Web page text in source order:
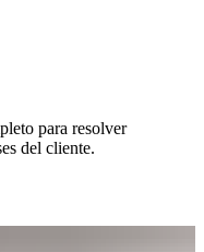
para resolver
del cliente.